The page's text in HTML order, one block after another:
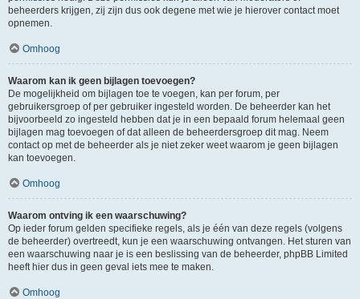
beheerders krijgen, zij zijn dus ook degene met wie je hierover contact moet
opnemen.
Omhoog
Waarom kan ik geen bijlagen toevoegen?
De mogelijkheid om bijlagen toe te voegen, kan per forum, per
gebruikersgroep of per gebruiker ingesteld worden. De beheerder kan het
bijvoorbeeld zo ingesteld hebben dat je in een bepaald forum helemaal geen
bijlagen mag toevoegen of dat alleen de beheerdersgroep dit mag. Neem
contact op met de beheerder als je niet zeker weet waarom je geen bijlagen
kan toevoegen.
Omhoog
Waarom ontving ik een waarschuwing?
Op ieder forum gelden specifieke regels, als je één van deze regels (volgens
de beheerder) overtreedt, kun je een waarschuwing ontvangen. Het sturen van
een waarschuwing naar je is een beslissing van de beheerder, phpBB Limited
heeft hier dus in geen geval iets mee te maken.
Omhoog